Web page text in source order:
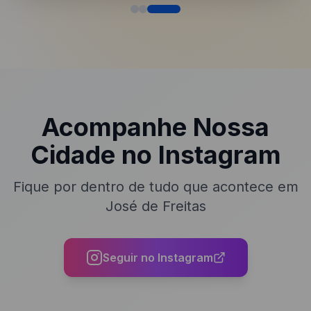
Acompanhe Nossa
Cidade no Instagram
Fique por dentro de tudo que acontece em
José de Freitas
Seguir no Instagram